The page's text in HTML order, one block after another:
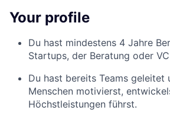
Your profile
Du hast mindestens 4 Jahre
Startups, der Beratung oder VC
Du hast bereits Teams geleitet
Menschen motivierst,
Höchstleistungen führst.